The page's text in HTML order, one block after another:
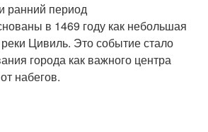
ранний период
в 1469 году как небольшая
реки Цивиль. Это событие стало
города как важного центра
набегов.